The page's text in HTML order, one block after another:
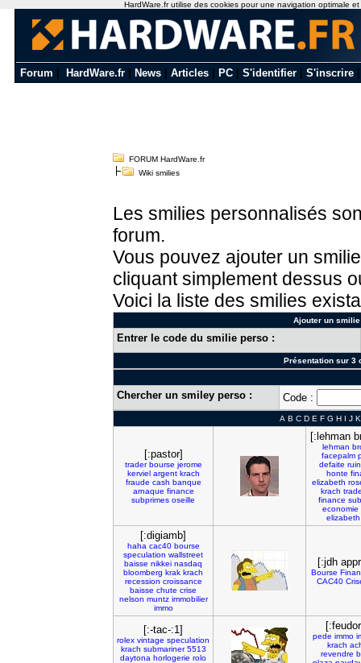
Forum HardWare.fr News Articles PC S'identifier S'inscrire
FORUM HardWare.fr
Wiki smilies
Les smilies personnalisés
forum.
Vous pouvez ajouter un
cliquant simplement dessus
Voici la liste des smilies
Ajouter un
Entrer le code du smilie perso :
Présentation sur 3
Chercher un smiley perso : Code :
A B C D E F G H I J K
[:pastor]
trader bourse jerome
kerviel argent krach
fraude cash banque
arnaque finance
subprimes oseille
[:lehman
lehman
facepalm
defaite
honte
elizabeth
krach
finance
economie
elizabeth
[:digiamb]
haha cac40 bourse
speculation wallstreet
baisse nikkei nasdaq
bloomberg krak krach
recession croissance
baisse chute crise
nelson muntz immobilier
immo
[:jdh
Bourse
CAC40
[:-tac-:1]
rolex vintage speculation
krach submariner 5513
daytona horlogerie rolo
pede immo
krach
revendre
HardWare.fr utilise des cookies pour une navigation optimale